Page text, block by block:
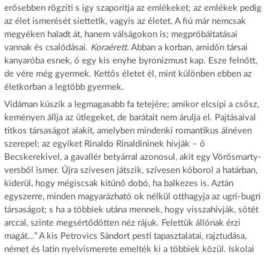
erősebben rögzíti s így szaporítja az emlékeket; az emlékek pedig
az élet ismerését siettetik, vagyis az életet. A fiú már nemcsak
megyéken haladt át, hanem válságokon is; megpróbáltatásai
vannak és csalódásai. Koraérett. Abban a korban, amidőn társai
kanyaróba esnek, ő egy kis enyhe byronizmust kap. Esze felnőtt,
de vére még gyermek. Kettős életet él, mint különben ebben az
életkorban a legtöbb gyermek.
Vidáman kúszik a legmagasabb fa tetejére; amikor elcsípi a csősz,
keményen állja az ütlegeket, de barátait nem árulja el. Pajtásaival
titkos társaságot alakít, amelyben mindenki romantikus álnéven
szerepel; az egyiket Rinaldo Rinaldininek hívják – ő
Becskerekivel, a gavallér betyárral azonosul, akit egy Vörösmarty-
versből ismer. Újra szívesen játszik, szívesen kóborol a határban,
kiderül, hogy mégiscsak kitűnő dobó, ha balkezes is. Aztán
egyszerre, minden magyarázható ok nélkül otthagyja az ugri-bugri
társaságot; s ha a többiek utána mennek, hogy visszahívják, sötét
arccal, szinte megsértődötten néz rájuk. Felettük állónak érzi
magát…” A kis Petrovics Sándort pesti tapasztalatai, rajztudása,
német és latin nyelvismerete emelték ki a többiek közül. Iskolai